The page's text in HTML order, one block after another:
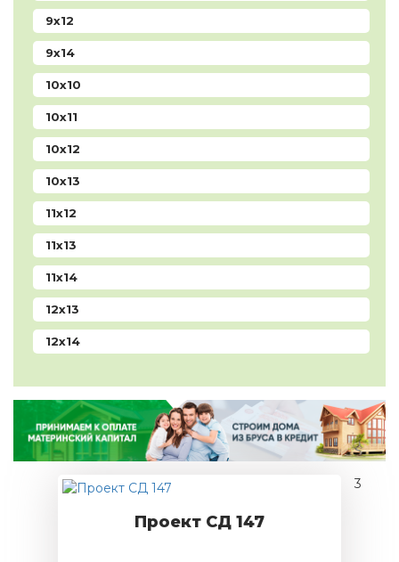
9x12
9x14
10x10
10x11
10x12
10x13
11x12
11x13
11x14
12х13
12x14
3
Проект СД 147